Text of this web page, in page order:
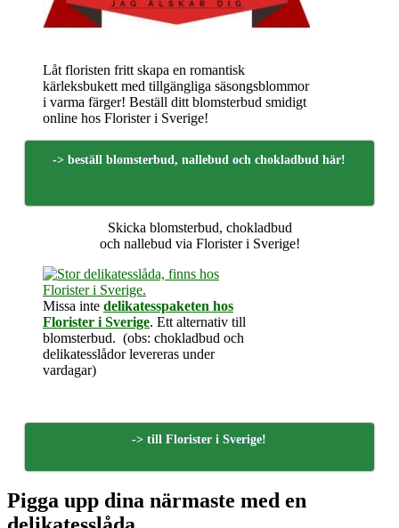
Låt floristen fritt skapa en romantisk
kärleksbukett med tillgängliga säsongsblommor
i varma färger! Beställ ditt blomsterbud smidigt
online hos Florister i Sverige!
-> beställ blomsterbud, nallebud och chokladbud här!
Skicka blomsterbud, chokladbud
och nallebud via Florister i Sverige!
Missa inte delikatesspaketen hos
Florister i Sverige. Ett alternativ till
blomsterbud. (obs: chokladbud och
delikatesslådor levereras under
vardagar)
-> till Florister i Sverige!
Pigga upp dina närmaste med en